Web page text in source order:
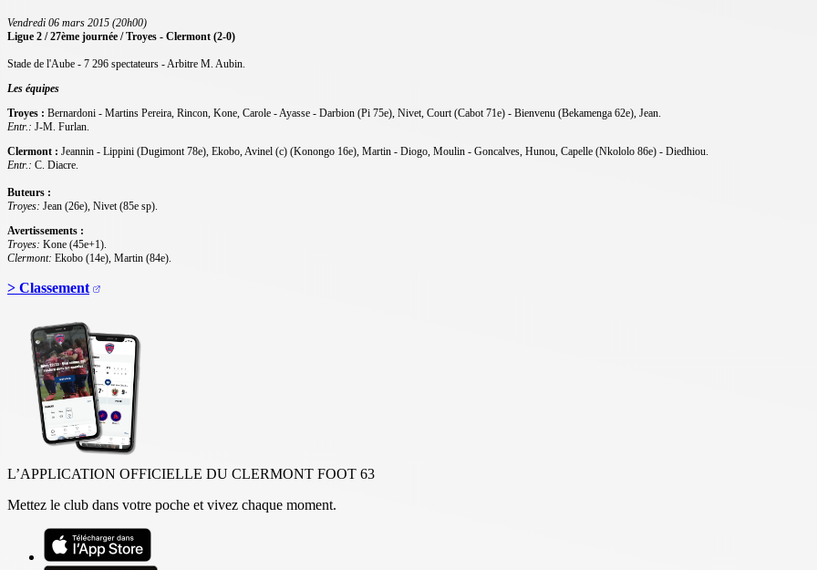
Vendredi 06 mars 2015 (20h00)
Ligue 2 / 27ème journée / Troyes - Clermont (2-0)
Stade de l'Aube - 7 296 spectateurs - Arbitre M. Aubin.
Les équipes
Troyes : Bernardoni - Martins Pereira, Rincon, Kone, Carole - Ayasse - Darbion (Pi 75e), Nivet, Court (Cabot 71e) - Bienvenu (Bekamenga 62e), Jean.
Entr.: J-M. Furlan.
Clermont : Jeannin - Lippini (Dugimont 78e), Ekobo, Avinel (c) (Konongo 16e), Martin - Diogo, Moulin - Goncalves, Hunou, Capelle (Nkololo 86e) - Diedhiou.
Entr.: C. Diacre.
Buteurs :
Troyes: Jean (26e), Nivet (85e sp).
Avertissements :
Troyes: Kone (45e+1).
Clermont: Ekobo (14e), Martin (84e).
> Classement
L’APPLICATION OFFICIELLE DU CLERMONT FOOT 63
Mettez le club dans votre poche et vivez chaque moment.